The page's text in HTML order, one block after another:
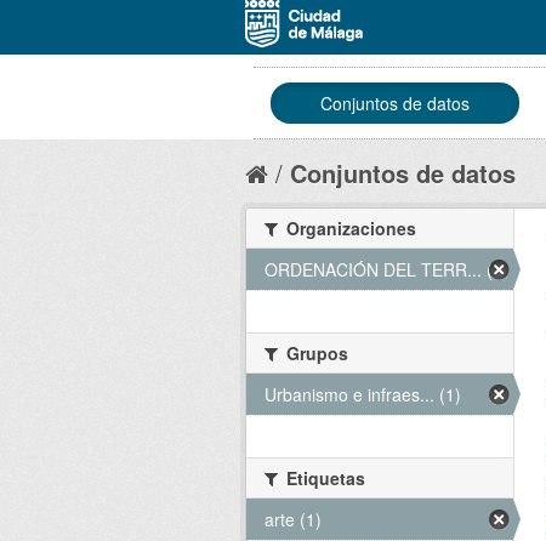
Conjuntos de datos
Conjuntos de datos
Organizaciones
ORDENACIÓN DEL TERR... (1)
Grupos
Urbanismo e infraes... (1)
Etiquetas
arte (1)